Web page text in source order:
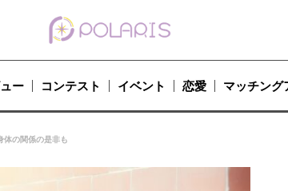
ー コンテスト イベント 恋愛 マッチング
体の関係の是非も